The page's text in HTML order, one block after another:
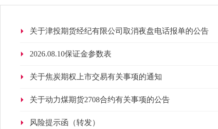
关于津投期货经纪有限公司取消夜盘电话报单的公告
2026.08.10保证金参数表
关于焦炭期权上市交易有关事项的通知
关于动力煤期货2708合约有关事项的公告
风险提示函（转发）